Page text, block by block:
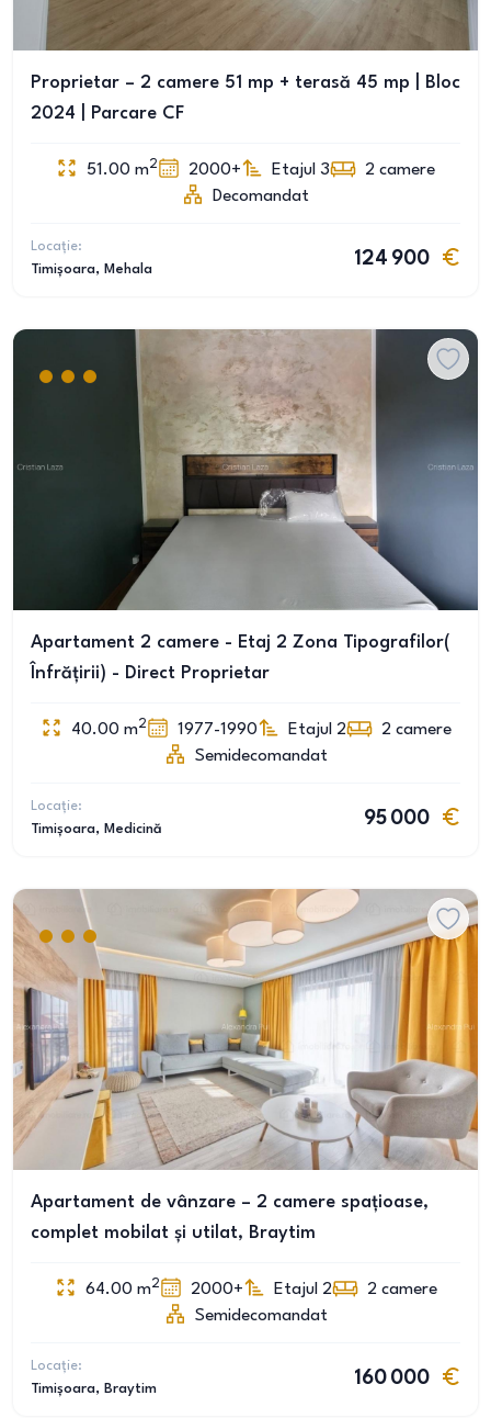
Proprietar – 2 camere 51 mp + terasă 45 mp | Bloc
2024 | Parcare CF
51.00 m2 2000+ Etajul 3 2 camere
Decomandat
Locație:
Timișoara, Mehala
124 900
Apartament 2 camere - Etaj 2 Zona Tipografilor(
Înfrățirii) - Direct Proprietar
40.00 m2 1977-1990 Etajul 2 2 camere
Semidecomandat
Locație:
Timișoara, Medicină
95 000
Apartament de vânzare – 2 camere spațioase,
complet mobilat și utilat, Braytim
64.00 m2 2000+ Etajul 2 2 camere
Semidecomandat
Locație:
Timișoara, Braytim
160 000